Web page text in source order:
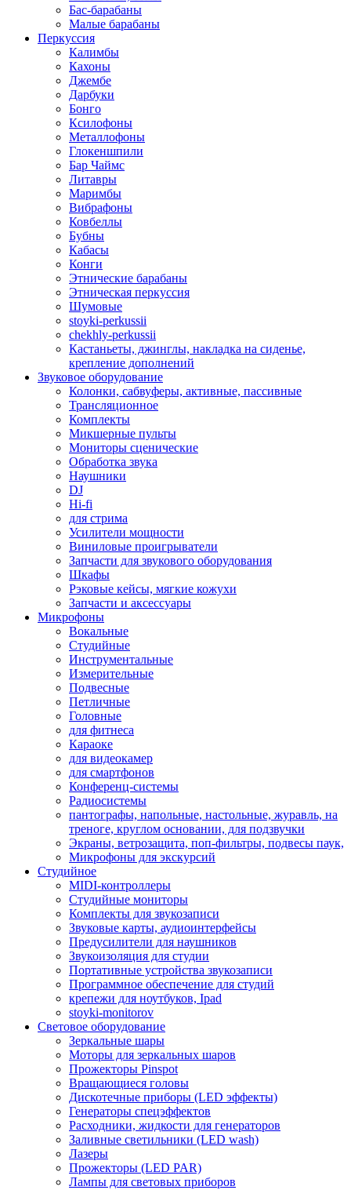
Бас-барабаны
Малые барабаны
Перкуссия
Калимбы
Кахоны
Джембе
Дарбуки
Бонго
Ксилофоны
Металлофоны
Глокеншпили
Бар Чаймс
Литавры
Маримбы
Вибрафоны
Ковбеллы
Бубны
Кабасы
Конги
Этнические барабаны
Этническая перкуссия
Шумовые
stoyki-perkussii
chekhly-perkussii
Кастаньеты, джинглы, накладка на сиденье,
крепление дополнений
Звуковое оборудование
Колонки, сабвуферы, активные, пассивные
Трансляционное
Комплекты
Микшерные пульты
Мониторы сценические
Обработка звука
Наушники
DJ
Hi-fi
для стрима
Усилители мощности
Виниловые проигрыватели
Запчасти для звукового оборудования
Шкафы
Рэковые кейсы, мягкие кожухи
Запчасти и аксессуары
Микрофоны
Вокальные
Студийные
Инструментальные
Измерительные
Подвесные
Петличные
Головные
для фитнеса
Караоке
для видеокамер
для смартфонов
Конференц-системы
Радиосистемы
пантографы, напольные, настольные, журавль, на
треноге, круглом основании, для подзвучки
Экраны, ветрозащита, поп-фильтры, подвесы паук,
Микрофоны для экскурсий
Студийное
MIDI-контроллеры
Студийные мониторы
Комплекты для звукозаписи
Звуковые карты, аудиоинтерфейсы
Предусилители для наушников
Звукоизоляция для студии
Портативные устройства звукозаписи
Программное обеспечение для студий
крепежи для ноутбуков, Ipad
stoyki-monitorov
Световое оборудование
Зеркальные шары
Моторы для зеркальных шаров
Прожекторы Pinspot
Вращающиеся головы
Дискотечные приборы (LED эффекты)
Генераторы спецэффектов
Расходники, жидкости для генераторов
Заливные светильники (LED wash)
Лазеры
Прожекторы (LED PAR)
Лампы для световых приборов